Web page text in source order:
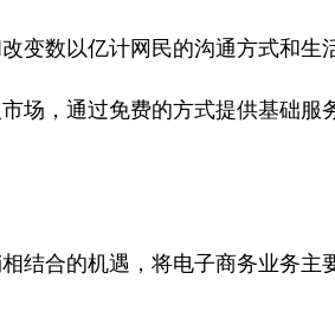
变数以亿计网民的沟通方式和生
场，通过免费的方式提供基础服
结合的机遇，将电子商务业务主